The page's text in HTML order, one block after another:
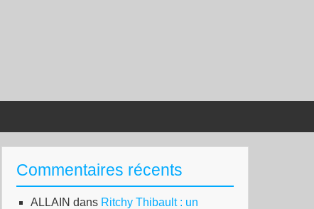
Commentaires récents
ALLAIN dans Ritchy Thibault : un